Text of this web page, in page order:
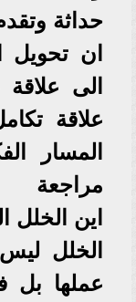
حداثة
ان تحويل
الى
علاقة
المسار
مراجعة
اين الخلل
الخلل
عملها بل